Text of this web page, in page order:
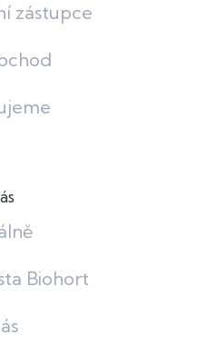
zástupce
Biohort